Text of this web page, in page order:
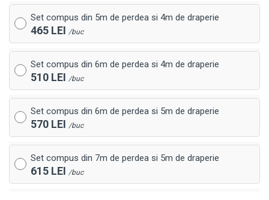
Set compus din 5m de perdea si 4m de draperie
465 LEI /buc
Set compus din 6m de perdea si 4m de draperie
510 LEI /buc
Set compus din 6m de perdea si 5m de draperie
570 LEI /buc
Set compus din 7m de perdea si 5m de draperie
615 LEI /buc